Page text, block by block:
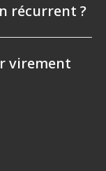
récurrent ?
virement